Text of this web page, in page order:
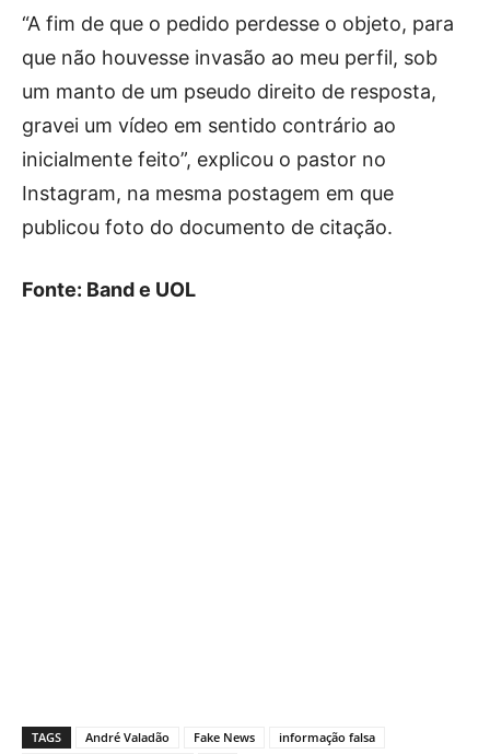
“A fim de que o pedido perdesse o objeto, para
que não houvesse invasão ao meu perfil, sob
um manto de um pseudo direito de resposta,
gravei um vídeo em sentido contrário ao
inicialmente feito”, explicou o pastor no
Instagram, na mesma postagem em que
publicou foto do documento de citação.
Fonte: Band e UOL
TAGS André Valadão Fake News
informação falsa